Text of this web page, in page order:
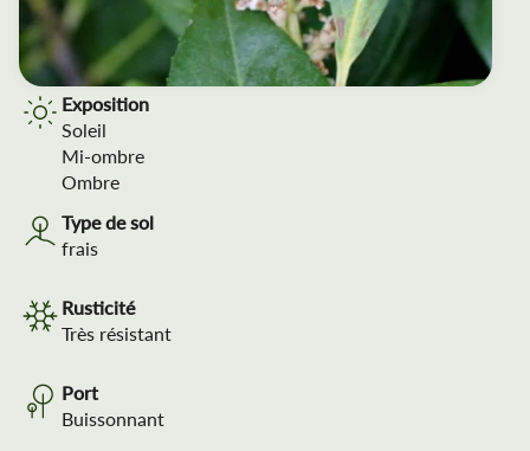
Exposition
Soleil
Mi-ombre
Ombre
Type de sol
frais
Rusticité
Très résistant
Port
Buissonnant